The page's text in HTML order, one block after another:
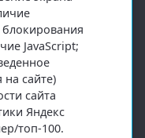
материалов
материалов без
рекомендательные
JavaScript;
на сайте)
сайта
Яндекс
топ-100.